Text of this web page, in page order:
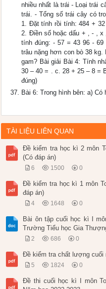
nhiều nhất là trái - Loại trái
trái. - Tổng số trái cây có
1. Đặt tính rồi tính: 484 +
2. Điền số hoặc dấu + , - , x
tính đúng: - 57 = 43 96 - 69
trâu nặng hơn con bò 38 kg.
gam? Bài giải Bài 4: Tính
30 – 40 = . c. 28 + 25 – 8 =
đúng)
Bài 6: Trong hình bên: a)
TÀI LIỆU LIÊN QUAN
Đề kiểm tra học kì 2 môn
(Có đáp án)
6 1500 0
Đề kiểm tra học kì 1 môn
đáp án)
4 1648 0
Bài ôn tập cuối học kì I
Trường Tiểu học Gia
2 686 0
Đề kiểm tra chất lượng cuối
5 1824 0
Đề thi cuối học kì I môn